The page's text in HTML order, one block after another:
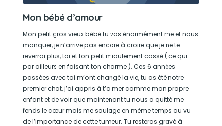
Mon bébé d’amour
Mon petit gros vieux bébé tu vas énormément me et nous
manquer, je n’arrive pas encore à croire que je ne te
reverrai plus, toi et ton petit miaulement cassé ( ce qui
par ailleurs en faisant ton charme ). Ces 6 années
passées avec toi m’ont changé la vie, tu as été notre
premier chat, j’ai appris à t’aimer comme mon propre
enfant et de voir que maintenant tu nous a quitté me
fends le cœur mais me soulage en même temps au vu
de l’importance de cette tumeur. Tu resteras gravé à